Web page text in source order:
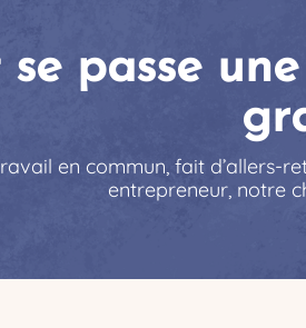
se passe
en commun, fait d’allers-
entrepreneur, notre